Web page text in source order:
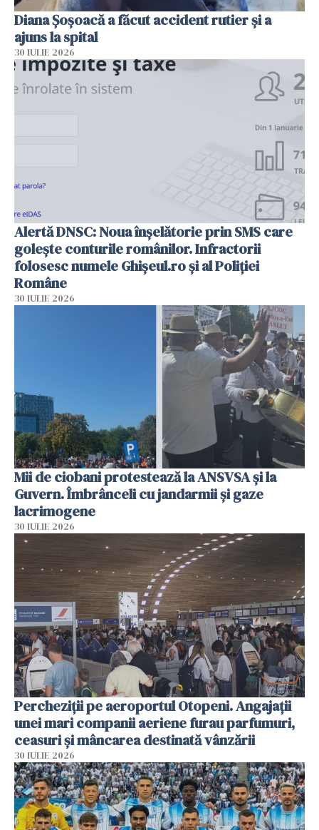
Diana Șoșoacă a făcut accident rutier și a
ajuns la spital
30 IULIE 2026
Alertă DNSC: Noua înșelătorie prin SMS care
golește conturile românilor. Infractorii
folosesc numele Ghișeul.ro și al Poliției
Române
30 IULIE 2026
Mii de ciobani protestează la ANSVSA și la
Guvern. Îmbrânceli cu jandarmii și gaze
lacrimogene
30 IULIE 2026
Percheziții pe aeroportul Otopeni. Angajații
unei mari companii aeriene furau parfumuri,
ceasuri și mâncarea destinată vânzării
30 IULIE 2026